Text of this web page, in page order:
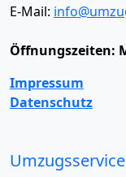
E-Mail:
Öffnungszeiten:
Impressum
Datenschutz
Umzugsservice